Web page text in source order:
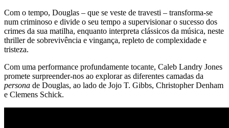
Com o tempo, Douglas – que se veste de travesti – transforma-se
num criminoso e divide o seu tempo a supervisionar o sucesso dos
crimes da sua matilha, enquanto interpreta clássicos da música, neste
thriller de sobrevivência e vingança, repleto de complexidade e
tristeza.
Com uma performance profundamente tocante, Caleb Landry Jones
promete surpreender-nos ao explorar as diferentes camadas da
persona de Douglas, ao lado de Jojo T. Gibbs, Christopher Denham
e Clemens Schick.